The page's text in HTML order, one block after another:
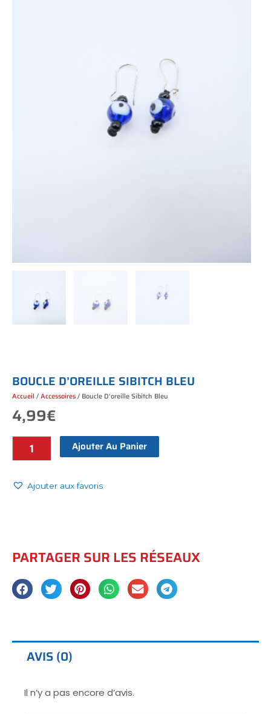
BOUCLE D’OREILLE SIBITCH BLEU
Accueil /Accessoires/ Boucle D’oreille Sibitch Bleu
4,99€
Boucle
sibitch
Ajouter Au Panier
Ajouter aux favoris
PARTAGER SUR LES RÉSEAUX
AVIS (0)
Il n’y a pas encore d’avis.